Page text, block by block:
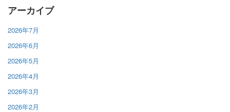
アーカイブ
2026年7月
2026年6月
2026年5月
2026年4月
2026年3月
2026年2月